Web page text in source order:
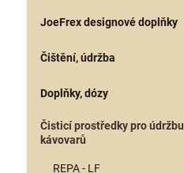
JoeFrex designové doplňky
Čištění, údržba
Doplňky, dózy
Čisticí prostředky pro údržbu
kávovarů
REPA - LF